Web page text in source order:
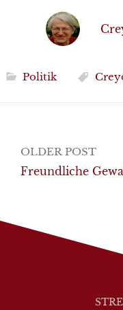
Politik
Post
navigation
OLDER POST
Freundliche